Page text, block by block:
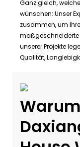
Ganz gleich,
wünschen: Unser
zusammen, um
maßgeschneiderte
unserer Projekte
Qualität,